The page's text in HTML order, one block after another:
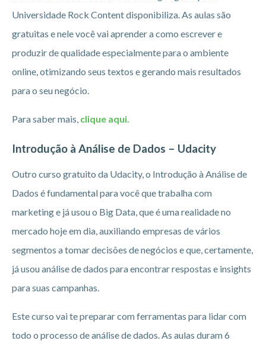
Universidade Rock Content disponibiliza. As aulas são
gratuitas e nele você vai aprender a como escrever e
produzir de qualidade especialmente para o ambiente
online, otimizando seus textos e gerando mais resultados
para o seu negócio.
Para saber mais, clique aqui.
Introdução à Análise de Dados – Udacity
Outro curso gratuito da Udacity, o Introdução à Análise de
Dados é fundamental para você que trabalha com
marketing e já usou o Big Data, que é uma realidade no
mercado hoje em dia, auxiliando empresas de vários
segmentos a tomar decisões de negócios e que, certamente,
já usou análise de dados para encontrar respostas e insights
para suas campanhas.
Este curso vai te preparar com ferramentas para lidar com
todo o processo de análise de dados. As aulas duram 6